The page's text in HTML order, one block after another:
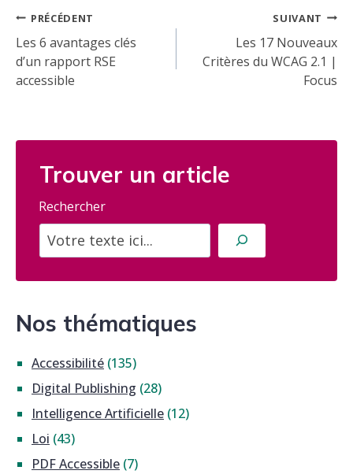
Navigation
de
l’article
PRÉCÉDENT
Les 6 avantages clés
d’un rapport RSE
accessible
SUIVANT
Les 17 Nouveaux
Critères du WCAG 2.1 |
Focus
Trouver un article
Rechercher
Nos thématiques
Accessibilité (135)
Digital Publishing (28)
Intelligence Artificielle (12)
Loi (43)
PDF Accessible (7)